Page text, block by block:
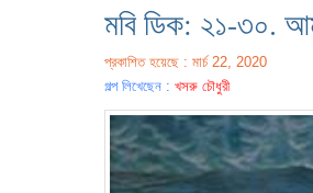
মবি ডিক: ২১-৩০.
প্রকাশিত হয়েছে : মার্চ 22, 2020
গল্প লিখেছেন : খসরু চৌধুরী